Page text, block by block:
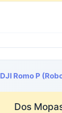
DJI Romo P
Dos